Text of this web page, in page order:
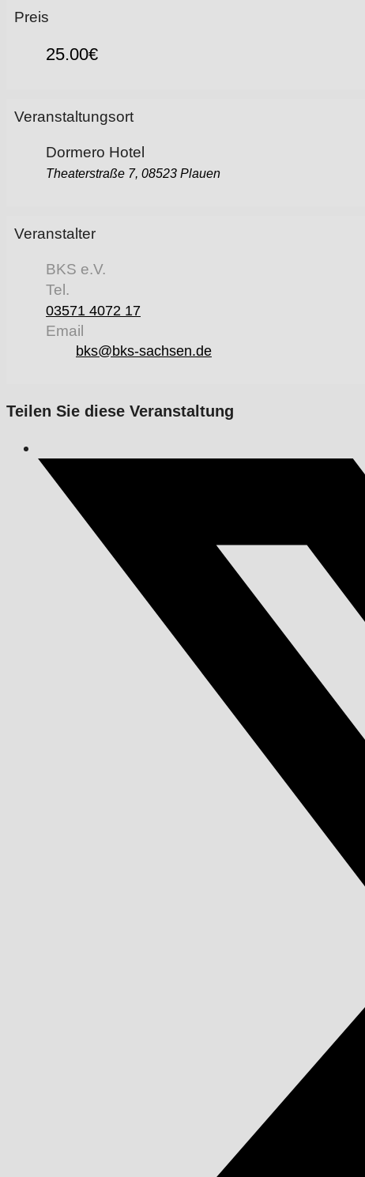
Preis
25.00€
Veranstaltungsort
Dormero Hotel
Theaterstraße 7, 08523 Plauen
Veranstalter
BKS e.V.
Tel.
03571 4072 17
Email
bks@bks-sachsen.de
Teilen Sie diese Veranstaltung